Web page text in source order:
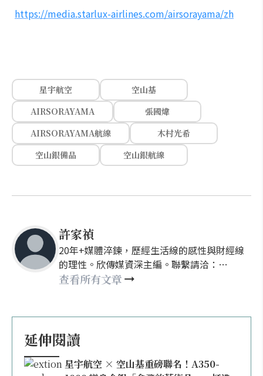
https://media.starlux-airlines.com/airsorayama/zh
星宇航空
空山基
AIRSORAYAMA
張國煒
AIRSORAYAMA航線
木村光希
空山銀備品
空山銀航線
許家禎
20年+媒體淬鍊，歷經生活線的感性與財經線
的理性。欣傳媒資深主編。聯繫請洽：
nellyhsu@xinmedia.com
查看所有文章
延伸閱讀
星宇航空 × 空山基重磅聯名！A350-